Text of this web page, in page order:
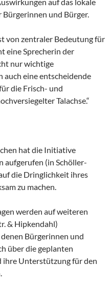
und Bürger.
von zentraler Bedeutung für
eine Sprecherin der
nur wichtige
auch eine entscheidende
die Frisch- und
Talachse.“
hat die Initiative
aufgerufen (in Schöller-
die Dringlichkeit ihres
zu machen.
werden auf weiteren
& Hipkendahl)
Bürgerinnen und
über die geplanten
ihre Unterstützung für den